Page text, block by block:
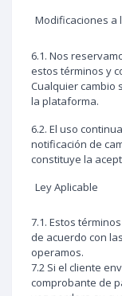
Modificaciones a
6.1. Nos
estos términos y
Cualquier cambio
la plataforma.
6.2. El uso
notificación de
constituye la
Ley Aplicable
7.1. Estos
de acuerdo con
operamos.
7.2 Si el cliente
comprobante de